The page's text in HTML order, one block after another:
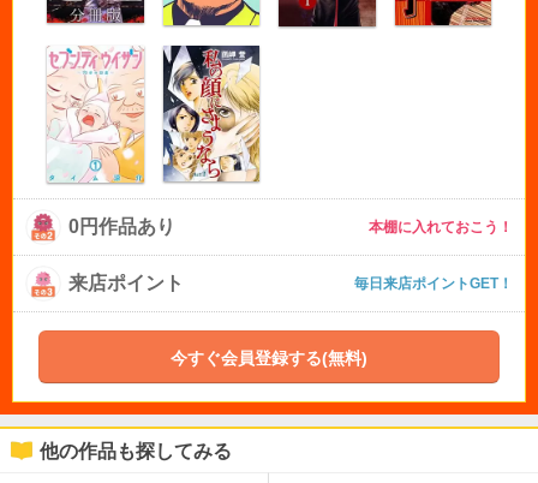
0円作品あり 本棚に入れておこう！
来店ポイント 毎日来店ポイントGET！
今すぐ会員登録する(無料)
他の作品も探してみる